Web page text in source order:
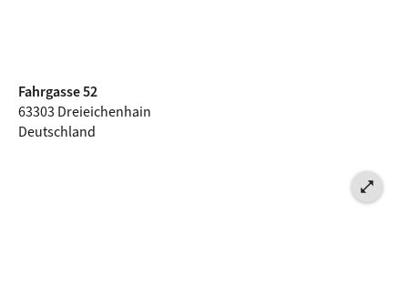
Fahrgasse 52
63303 Dreieichenhain
Deutschland
open_in_full